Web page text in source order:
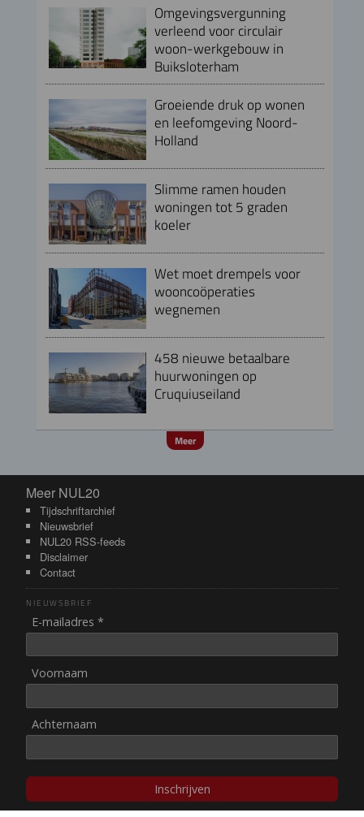
Omgevingsvergunning
verleend voor circulair
woon-werkgebouw in
Buiksloterham
Groeiende druk op wonen
en leefomgeving Noord-
Holland
Slimme ramen houden
woningen tot 5 graden
koeler
Wet moet drempels voor
wooncoöperaties
wegnemen
458 nieuwe betaalbare
huurwoningen op
Cruquiuseiland
Meer
Meer NUL20
Meer NUL20
Tijdschriftarchief
Nieuwsbrief
NUL20 RSS-feeds
Disclaimer
Contact
NIEUWSBRIEF
E-mailadres *
Voornaam
Achternaam
Inschrijven